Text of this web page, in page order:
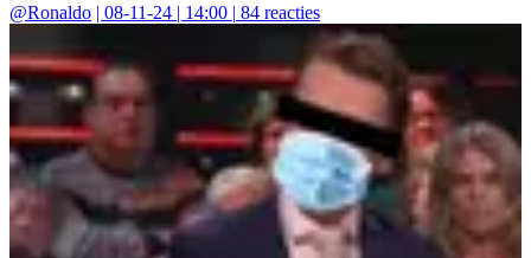
@Ronaldo | 08-11-24 | 14:00 | 84 reacties